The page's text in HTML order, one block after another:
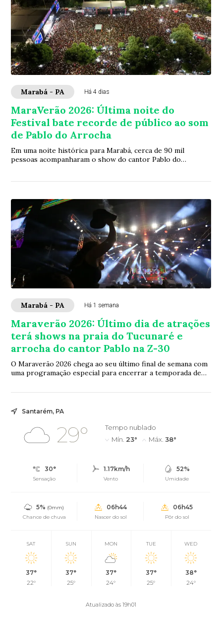
Marabá - PA Há 4 dias
MaraVerão 2026: Última noite do
Festival bate recorde de público ao som
de Pablo do Arrocha
Em uma noite histórica para Marabá, cerca de 90 mil
pessoas acompanharam o show do cantor Pablo do
Marabá - PA Há 1 semana
Maraverão 2026: Último dia de atrações
terá shows na praia do Tucunaré e
arrocha do cantor Pablo na Z-30
O Maraverão 2026 chega ao seu último final de semana com
uma programação especial para encerrar a temporada de
Santarém, PA
29°
Tempo nublado
Mín. 23° Máx. 38°
30°
Sensação
1.17km/h
Vento
52%
Umidade
5% (0mm)
Chance de chuva
06h44
Nascer do sol
06h45
Pôr do sol
SAT
37°
22°
SUN
37°
25°
MON
37°
24°
TUE
37°
25°
WED
38°
24°
Atualizado às 19h01